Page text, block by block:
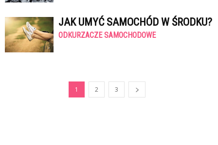
JAK UMYĆ SAMOCHÓD W ŚRODKU?
ODKURZACZE SAMOCHODOWE
1 2 3